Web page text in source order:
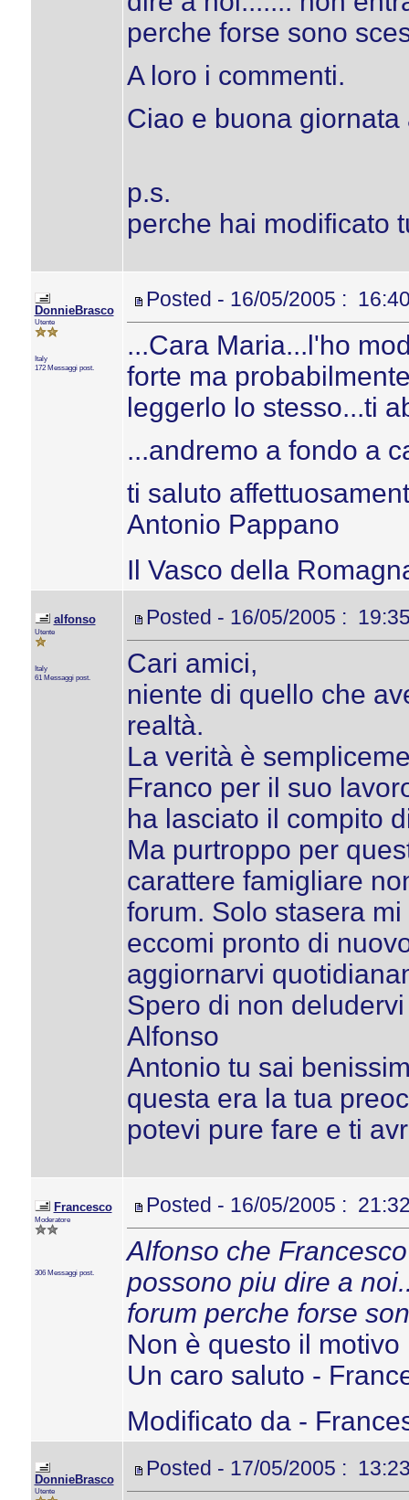
perche forse sono
A loro i commenti.
Ciao e buona giornata
p.s.
perche hai modificato
DonnieBrasco
Utente
Italy
172 Messaggi post.
Posted - 16/05/2005 :
...Cara Maria...l'ho
forte ma
leggerlo lo stesso...ti
...andremo a fondo a
ti saluto
Antonio Pappano
Il Vasco della
alfonso
Utente
Italy
61 Messaggi post.
Posted - 16/05/2005 :
Cari amici,
niente di quello che
realtà.
La verità è
Franco per il suo
ha lasciato il compito
Ma purtroppo per
carattere famigliare
forum. Solo stasera
eccomi pronto di
aggiornarvi
Spero di non deludervi
Alfonso
Antonio tu sai
questa era la tua
potevi pure fare e ti
Francesco
Moderatore
306 Messaggi post.
Posted - 16/05/2005 :
Alfonso che
possono piu dire a
forum perche forse
Non è questo il
Un caro saluto -
Modificato da -
DonnieBrasco
Utente
Posted - 17/05/2005 :